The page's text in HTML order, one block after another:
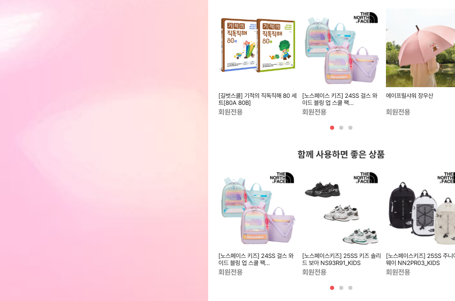
소재지 경기도 고양시 덕양구 꽃마을로64, 1235호
[길벗스쿨] 기적의 직독직해 80 세
트[80A 80B]
회원전용
[노스페이스 키즈] 24SS 걸스 와
이드 블링 업 스쿨 팩
NM2DQ03_KIDS
회원전용
에이프릴샤워 장우산
회원전용
함께 사용하면 좋은 상품
[노스페이스 키즈] 24SS 걸스 와
이드 블링 업 스쿨 팩
NM2DQ03_KIDS
회원전용
[노스페이스키즈] 25SS 키즈 솔리
드 보아 NS93R91_KIDS
회원전용
[노스페이스키즈] 25SS 주니어 원
웨이 NN2PR03_KIDS
회원전용